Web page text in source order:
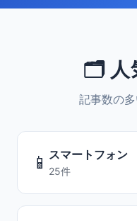
🗂️ 人
記事数の
📱 スマートフォン
25件